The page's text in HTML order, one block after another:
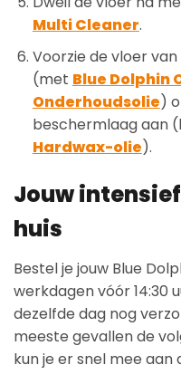
Multi Cleaner.
Voorzie de vloer
(met Blue Dolphin
Onderhoudsolie)
beschermlaag aan
Hardwax-olie).
Jouw
huis
Bestel je jouw Blue
werkdagen vóór 14:30
dezelfde dag nog
meeste gevallen de
kun je er snel mee aan